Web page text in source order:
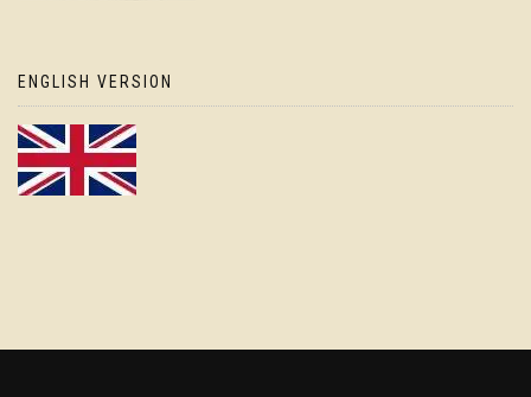
ENGLISH VERSION